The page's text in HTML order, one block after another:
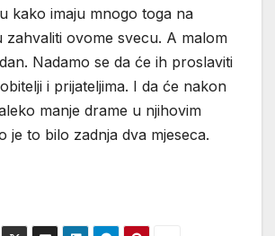
kako imaju mnogo toga na
zahvaliti ovome svecu. A malom
Nadamo se da će ih proslaviti
i prijateljima. I da će nakon
manje drame u njihovim
je to bilo zadnja dva mjeseca.